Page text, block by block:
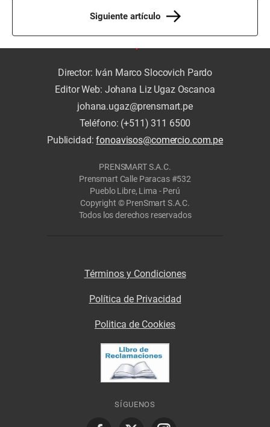
Siguiente artículo
Director: Iván Marco Slocovich Pardo
Editor Web: Johana Liz Ugaz Oscanoa
johana.ugaz@prensmart.pe
Teléfono: (+511) 311 6500
Publicidad:fonoavisos@comercio.com.pe
PRENSMART S.A.C.
Prensmart Calle Paracas #532
Pueblo Libre, Lima - Perú
Copyright © PrenSmart S.A.C.
Todos los derechos reservados
Términos y Condiciones
Política de Privacidad
Politica de Cookies
SÍGUENOS